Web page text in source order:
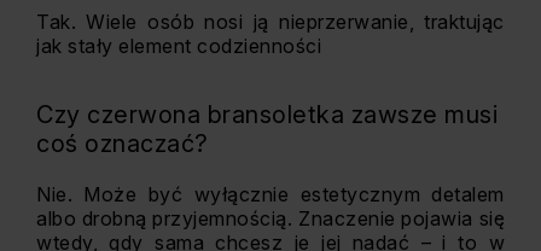
Tak. Wiele osób nosi ją nieprzerwanie, traktując
jak stały element codzienności
Czy czerwona bransoletka zawsze musi
coś oznaczać?
Nie. Może być wyłącznie estetycznym detalem
albo drobną przyjemnością. Znaczenie pojawia się
wtedy, gdy sama chcesz je jej nadać – i to w